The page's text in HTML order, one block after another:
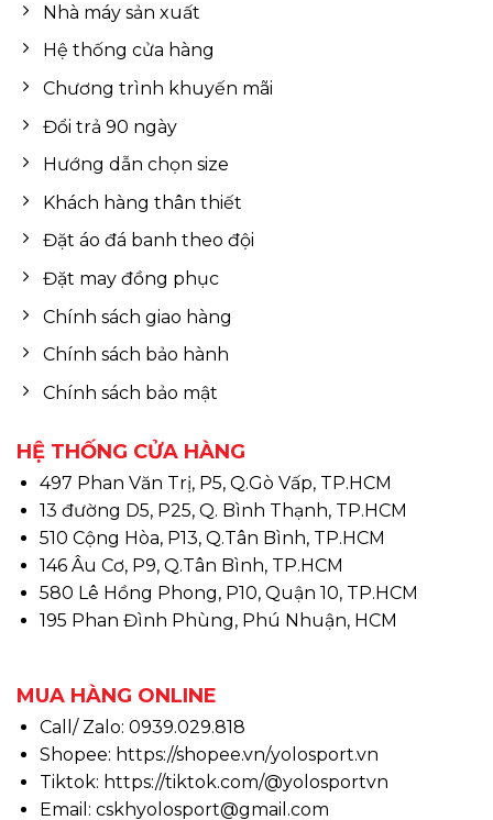
Nhà máy sản xuất
Hệ thống cửa hàng
Chương trình khuyến mãi
Đổi trả 90 ngày
Hướng dẫn chọn size
Khách hàng thân thiết
Đặt áo đá banh theo đội
Đặt may đồng phục
Chính sách giao hàng
Chính sách bảo hành
Chính sách bảo mật
HỆ THỐNG CỬA HÀNG
497 Phan Văn Trị, P5, Q.Gò Vấp, TP.HCM
13 đường D5, P25, Q. Bình Thạnh, TP.HCM
510 Cộng Hòa, P13, Q.Tân Bình, TP.HCM
146 Âu Cơ, P9, Q.Tân Bình, TP.HCM
580 Lê Hồng Phong, P10, Quận 10, TP.HCM
195 Phan Đình Phùng, Phú Nhuận, HCM
MUA HÀNG ONLINE
Call/ Zalo: 0939.029.818
Shopee: https://shopee.vn/yolosport.vn
Tiktok: https://tiktok.com/@yolosportvn
Email: cskhyolosport@gmail.com